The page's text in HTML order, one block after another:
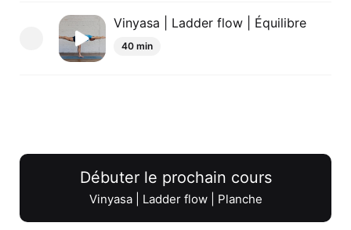
Vinyasa | Ladder flow | Équilibre
40 min
Débuter le prochain cours
Vinyasa | Ladder flow | Planche